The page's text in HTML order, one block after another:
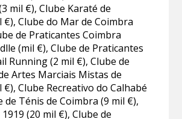
mil €), Clube Karaté de
€), Clube do Mar de Coimbra
de Praticantes Coimbra
(mil €), Clube de Praticantes
Running (2 mil €), Clube de
Artes Marciais Mistas de
Clube Recreativo do Calhabé
de Ténis de Coimbra (9 mil €),
(20 mil €), Clube de